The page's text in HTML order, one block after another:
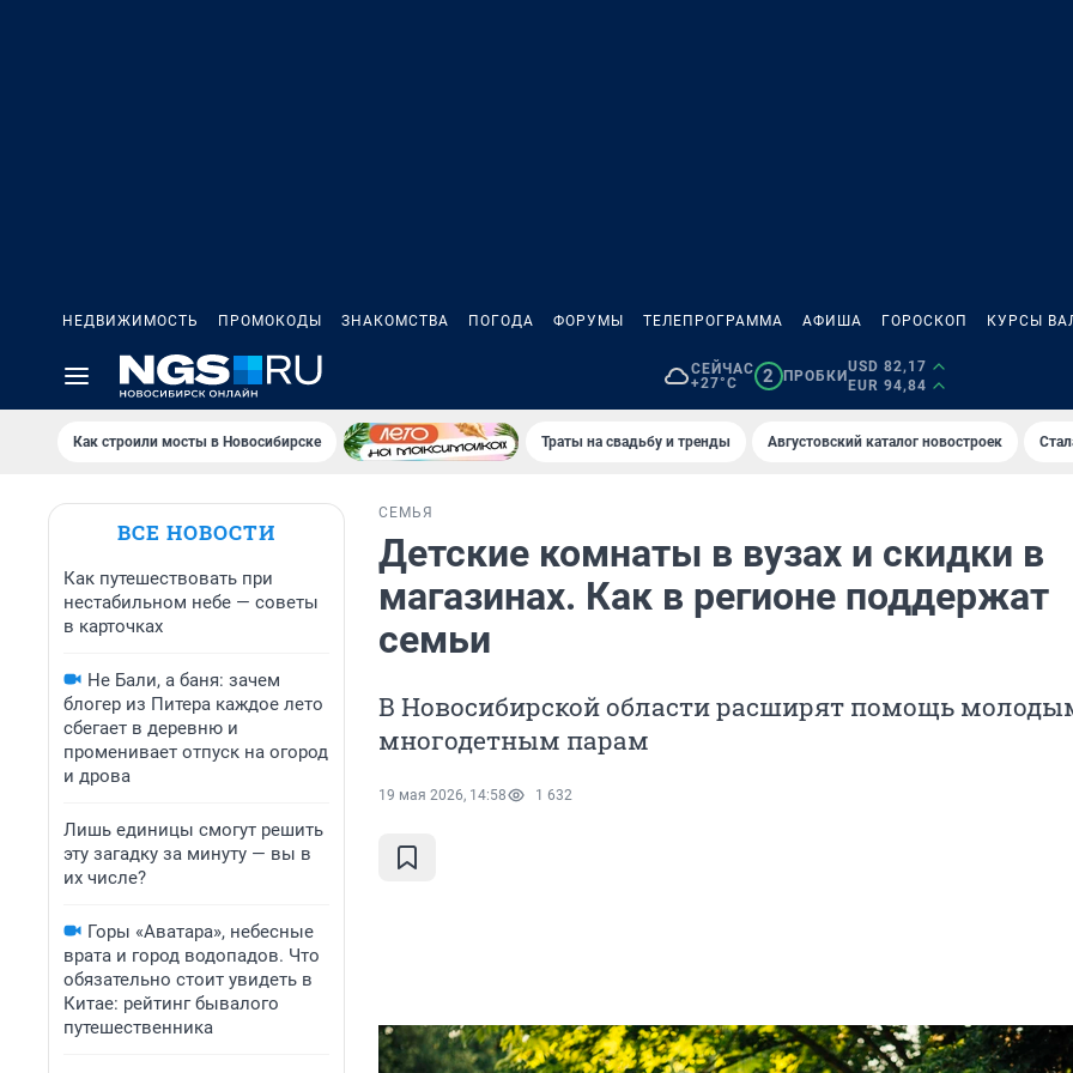
НЕДВИЖИМОСТЬ ПРОМОКОДЫ ЗНАКОМСТВА ПОГОДА ФОРУМЫ ТЕЛЕПРОГРАММА АФИША ГОРОСКОП КУРСЫ
СЕЙЧАС
+27°C
2 ПРОБКИ
USD 82,17
EUR 94,84
Как строили мосты в Новосибирске Траты на свадьбу и тренды Августовский каталог новостроек
ВСЕ НОВОСТИ
Как путешествовать при
нестабильном небе — советы
в карточках
Не Бали, а баня: зачем
блогер из Питера каждое лето
сбегает в деревню и
променивает отпуск на огород
и дрова
Лишь единицы смогут решить
эту загадку за минуту — вы в
их числе?
Горы «Аватара», небесные
врата и город водопадов. Что
обязательно стоит увидеть в
Китае: рейтинг бывалого
путешественника
СЕМЬЯ
Детские комнаты в вузах и скидки в
магазинах. Как в регионе поддержат
семьи
В Новосибирской области расширят помощь
многодетным парам
19 мая 2026, 14:58 1 632